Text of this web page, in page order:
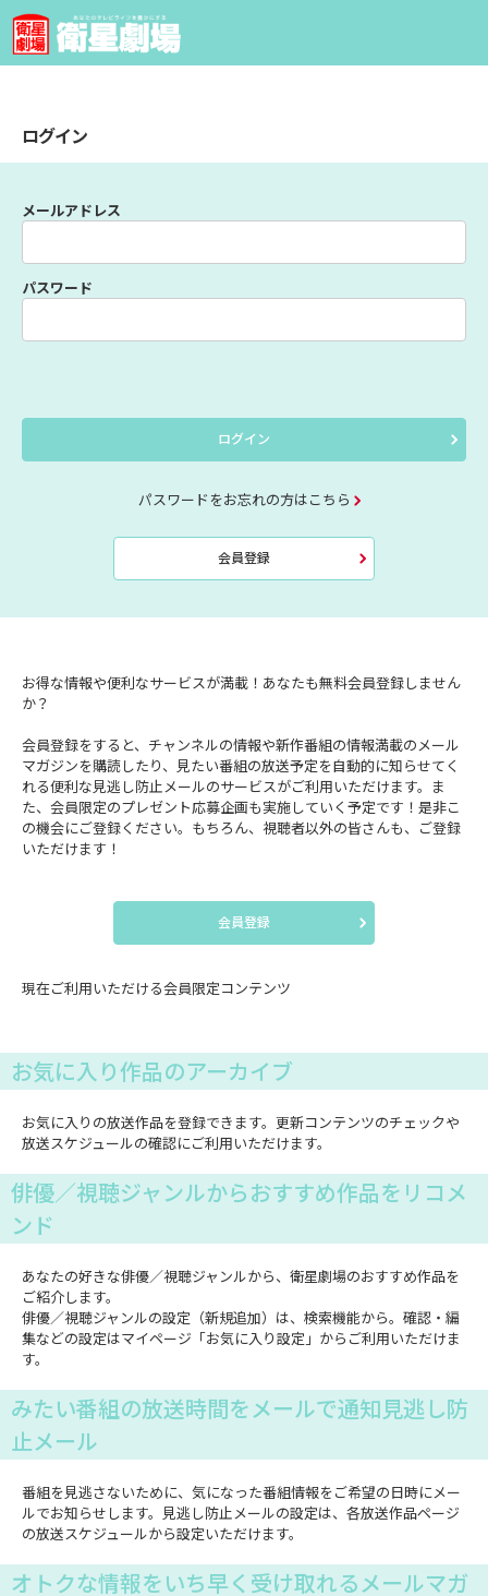
ログイン
メールアドレス
パスワード
ログイン
パスワードをお忘れの方はこちら
会員登録
お得な情報や便利なサービスが満載！あなたも無料会員登録しません
か？
会員登録をすると、チャンネルの情報や新作番組の情報満載のメール
マガジンを購読したり、見たい番組の放送予定を自動的に知らせてく
れる便利な見逃し防止メールのサービスがご利用いただけます。ま
た、会員限定のプレゼント応募企画も実施していく予定です！是非こ
の機会にご登録ください。もちろん、視聴者以外の皆さんも、ご登録
いただけます！
会員登録
現在ご利用いただける会員限定コンテンツ
お気に入り作品のアーカイブ
お気に入りの放送作品を登録できます。更新コンテンツのチェックや
放送スケジュールの確認にご利用いただけます。
俳優／視聴ジャンルからおすすめ作品をリコメ
ンド
あなたの好きな俳優／視聴ジャンルから、衛星劇場のおすすめ作品を
ご紹介します。
俳優／視聴ジャンルの設定（新規追加）は、検索機能から。確認・編
集などの設定はマイページ「お気に入り設定」からご利用いただけま
す。
みたい番組の放送時間をメールで通知見逃し防
止メール
番組を見逃さないために、気になった番組情報をご希望の日時にメー
ルでお知らせします。見逃し防止メールの設定は、各放送作品ページ
の放送スケジュールから設定いただけます。
オトクな情報をいち早く受け取れるメールマガ